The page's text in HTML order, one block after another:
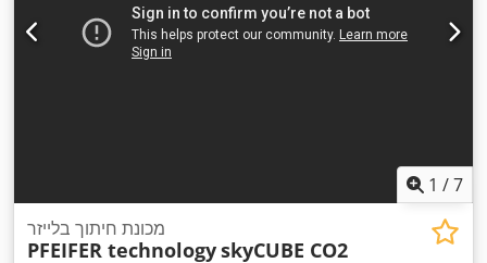
1 /7
מכונת חיתוך בלייזר
PFEIFER technologyskyCUBE CO2